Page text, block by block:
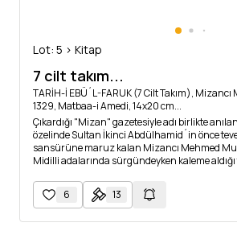
Lot: 5 > Kitap
7 cilt takım...
TARİH-İ EBÜ´L-FARUK (7 Cilt Takım),
1329, Matbaa-i Amedi, 14x20 cm...
Çıkardığı "Mizan" gazetesiyle adı birlikte
özelinde Sultan İkinci Abdülhamid´in önce
sansürüne maruz kalan Mizancı Mehmed
Midilli adalarında sürgündeyken kaleme
6 13